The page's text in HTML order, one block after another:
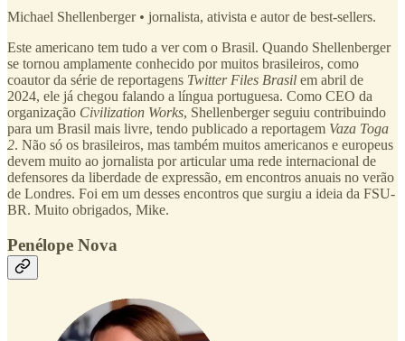
Michael Shellenberger • jornalista, ativista e autor de best-sellers.
Este americano tem tudo a ver com o Brasil. Quando Shellenberger
se tornou amplamente conhecido por muitos brasileiros, como
coautor da série de reportagens Twitter Files Brasil em abril de
2024, ele já chegou falando a língua portuguesa. Como CEO da
organização Civilization Works, Shellenberger seguiu contribuindo
para um Brasil mais livre, tendo publicado a reportagem Vaza Toga
2. Não só os brasileiros, mas também muitos americanos e europeus
devem muito ao jornalista por articular uma rede internacional de
defensores da liberdade de expressão, em encontros anuais no verão
de Londres. Foi em um desses encontros que surgiu a ideia da FSU-
BR. Muito obrigados, Mike.
Penélope Nova